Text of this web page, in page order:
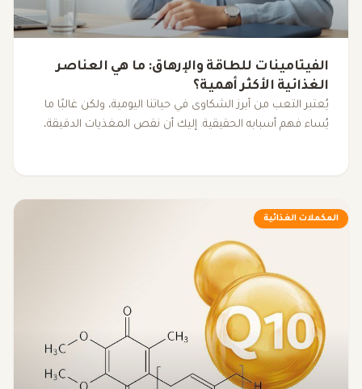
الفيتامينات للطاقة والإرهاق: ما هي العناصر
الغذائية الأكثر أهمية؟
يُعتبر التعب من أبرز الشكاوى في حياتنا اليومية، ولكن غالبًا ما
يُساء فهم أسبابه الحقيقية. إليك أن نقص المغذيات الدقيقة،
الكشف عن الأسباب الكامنة وراء الإرهاق غير المبرر.
المكملات الغذائية